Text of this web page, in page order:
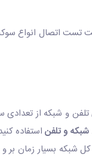
تست اتصال انواع
تلفن و شبکه از
شبکه و تلفن استفاده
بسیار زمان بر